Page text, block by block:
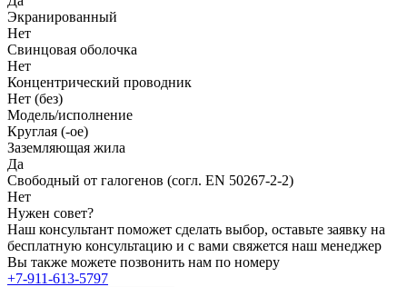
Экранированный
Нет
Свинцовая оболочка
Нет
Концентрический проводник
Нет (без)
Модель/исполнение
Круглая (-ое)
Заземляющая жила
Да
Свободный от галогенов (согл. EN 50267-2-2)
Нет
Нужен совет?
Наш консультант поможет сделать выбор, оставьте заявку на
бесплатную консультацию и с вами свяжется наш менеджер
Вы также можете позвонить нам по номеру
+7-911-613-5797